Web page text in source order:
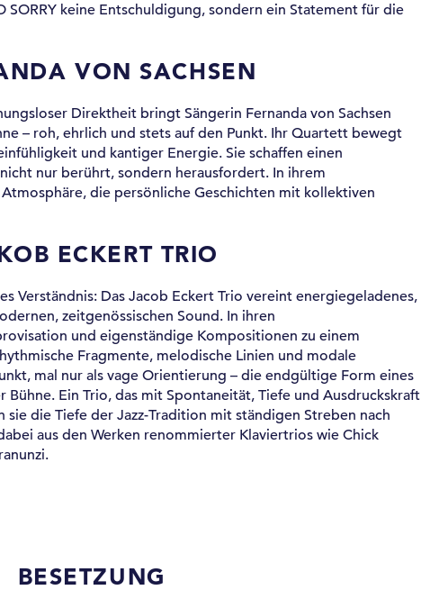
keine Entschuldigung, sondern ein Statement für die
VON SACHSEN
Direktheit bringt Sängerin Fernanda von Sachsen
– roh, ehrlich und stets auf den Punkt. Ihr Quartett bewegt
und kantiger Energie. Sie schaffen einen
nur berührt, sondern herausfordert. In ihrem
die persönliche Geschichten mit kollektiven
ECKERT TRIO
Verständnis: Das Jacob Eckert Trio vereint energiegeladenes,
zeitgenössischen Sound. In ihren
und eigenständige Kompositionen zu einem
Fragmente, melodische Linien und modale
mal nur als vage Orientierung – die endgültige Form eines
Bühne. Ein Trio, das mit Spontaneität, Tiefe und Ausdruckskraft
die Tiefe der Jazz-Tradition mit ständigen Streben nach
aus den Werken renommierter Klaviertrios wie Chick
BESETZUNG